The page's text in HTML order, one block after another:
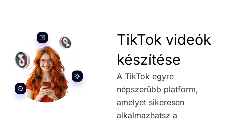
TikTok videók
készítése
A TikTok egyre
népszerűbb platform,
amelyet sikeresen
alkalmazhatsz a